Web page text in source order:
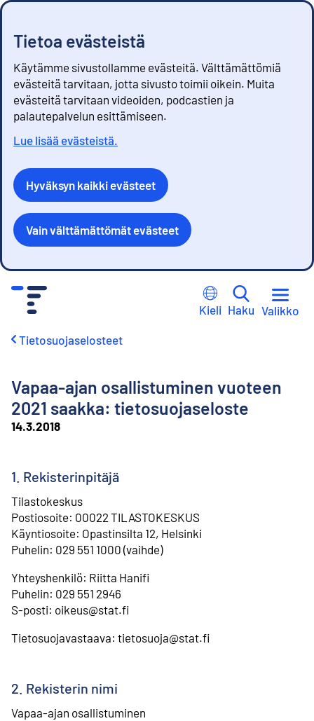
Tietoa evästeistä
Käytämme sivustollamme evästeitä. Välttämättömiä
evästeitä tarvitaan, jotta sivusto toimii oikein. Muita
evästeitä tarvitaan videoiden, podcastien ja
palautepalvelun esittämiseen.
Lue lisää evästeistä.
Hyväksyn kaikki evästeet
Vain välttämättömät evästeet
Kieli Haku Valikko
Tietosuojaselosteet
Vapaa-ajan osallistuminen vuoteen
2021 saakka: tietosuojaseloste
14.3.2018
1. Rekisterinpitäjä
Tilastokeskus
Postiosoite: 00022 TILASTOKESKUS
Käyntiosoite: Opastinsilta 12, Helsinki
Puhelin: 029 551 1000 (vaihde)
Yhteyshenkilö: Riitta Hanifi
⁠Puhelin: 029 551 2946
⁠S-posti: oikeus@stat.fi
Tietosuojavastaava: tietosuoja@stat.fi
2. Rekisterin nimi
Vapaa-ajan osallistuminen